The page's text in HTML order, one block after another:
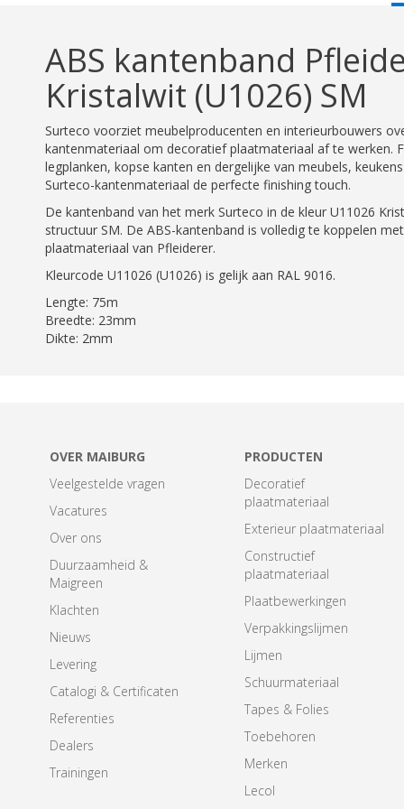
ABS kantenband
Kristalwit (U1026) SM
Surteco voorziet meubelproducenten en interieurbouwers
kantenmateriaal om decoratief plaatmateriaal af te werken.
legplanken, kopse kanten en dergelijke van meubels,
Surteco-kantenmateriaal de perfecte finishing touch.
De kantenband van het merk Surteco in de kleur U11026
structuur SM. De ABS-kantenband is volledig te koppelen
plaatmateriaal van Pfleiderer.
Kleurcode U11026 (U1026) is gelijk aan RAL 9016.
Lengte: 75m
Breedte: 23mm
Dikte: 2mm
OVER MAIBURG
Veelgestelde vragen
Vacatures
Over ons
Duurzaamheid &
Maigreen
Klachten
Nieuws
Levering
Catalogi & Certificaten
Referenties
Dealers
Trainingen
PRODUCTEN
Decoratief
plaatmateriaal
Exterieur plaatmateriaal
Constructief
plaatmateriaal
Plaatbewerkingen
Verpakkingslijmen
Lijmen
Schuurmateriaal
Tapes & Folies
Toebehoren
Merken
Lecol